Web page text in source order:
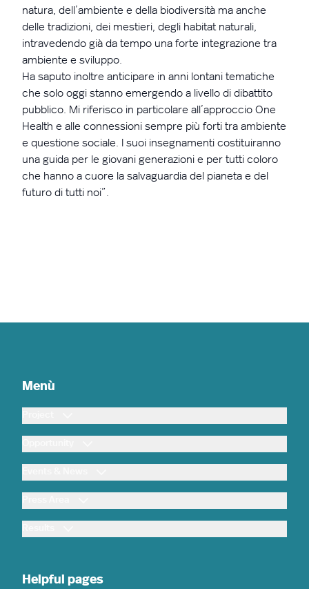
natura, dell’ambiente e della biodiversità ma anche
delle tradizioni, dei mestieri, degli habitat naturali,
intravedendo già da tempo una forte integrazione tra
ambiente e sviluppo.
Ha saputo inoltre anticipare in anni lontani tematiche
che solo oggi stanno emergendo a livello di dibattito
pubblico. Mi riferisco in particolare all’approccio One
Health e alle connessioni sempre più forti tra ambiente
e questione sociale. I suoi insegnamenti costituiranno
una guida per le giovani generazioni e per tutti coloro
che hanno a cuore la salvaguardia del pianeta e del
futuro di tutti noi”.
Menù
Helpful pages